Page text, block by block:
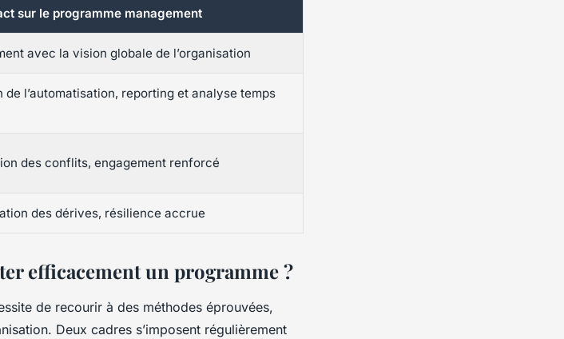
sur le programme management
avec la vision globale de l’organisation
de l’automatisation, reporting et analyse temps
des conflits, engagement renforcé
des dérives, résilience accrue
efficacement un programme ?
de recourir à des méthodes éprouvées,
Deux cadres s’imposent régulièrement